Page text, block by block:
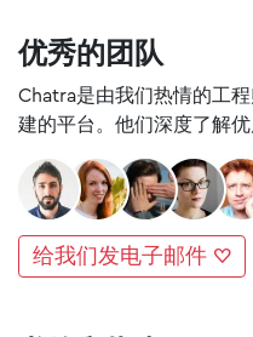
优秀的团队
Chatra是由我们热情的工
建的平台。他们深度了解优
给我们发电子邮件 ♡